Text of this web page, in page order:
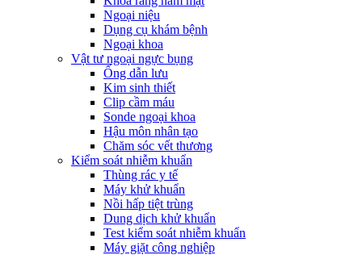
Ngoại niệu
Dụng cụ khám bệnh
Ngoại khoa
Vật tư ngoại ngực bụng
Ống dẫn lưu
Kim sinh thiết
Clip cầm máu
Sonde ngoại khoa
Hậu môn nhân tạo
Chăm sóc vết thương
Kiểm soát nhiễm khuẩn
Thùng rác y tế
Máy khử khuẩn
Nồi hấp tiệt trùng
Dung dịch khử khuẩn
Test kiểm soát nhiễm khuẩn
Máy giặt công nghiệp